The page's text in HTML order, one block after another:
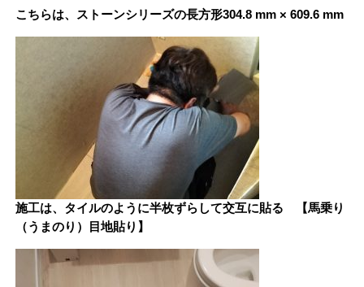
こちらは、ストーンシリーズの長方形304.8mm × 609.6mm
施工は、タイルのように半枚ずらして交互に貼る 【馬乗り
（うまのり）目地貼り】